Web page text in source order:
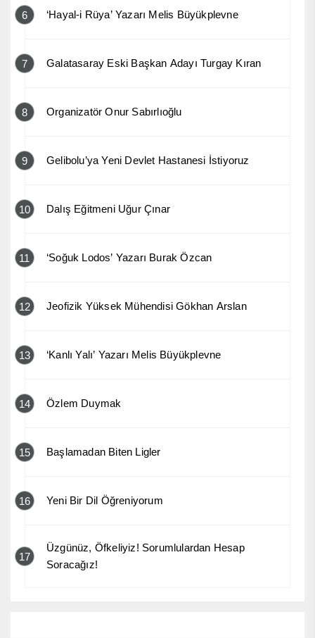
6 ‘Hayal-i Rüya’ Yazarı Melis Büyükplevne
7 Galatasaray Eski Başkan Adayı Turgay Kıran
8 Organizatör Onur Sabırlıoğlu
9 Gelibolu’ya Yeni Devlet Hastanesi İstiyoruz
10 Dalış Eğitmeni Uğur Çınar
11 ‘Soğuk Lodos’ Yazarı Burak Özcan
12 Jeofizik Yüksek Mühendisi Gökhan Arslan
13 ‘Kanlı Yalı’ Yazarı Melis Büyükplevne
14 Özlem Duymak
15 Başlamadan Biten Ligler
16 Yeni Bir Dil Öğreniyorum
17
Üzgünüz, Öfkeliyiz! Sorumlulardan Hesap
Soracağız!